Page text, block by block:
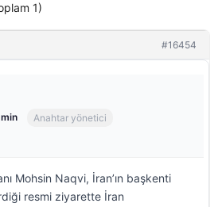
1)
#16454
Anahtar yönetici
Mohsin Naqvi, İran’ın başkenti
resmi ziyarette İran